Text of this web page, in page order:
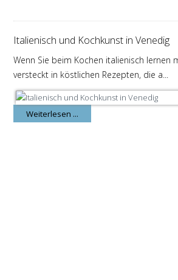
Italienisch und Kochkunst in Venedig
Wenn Sie beim Kochen italienisch lernen
versteckt in köstlichen Rezepten, die a...
Weiterlesen ...